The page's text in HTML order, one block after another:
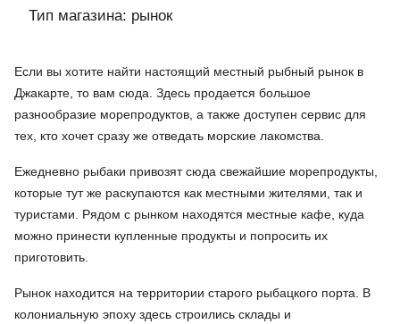
Тип магазина: рынок
Если вы хотите найти настоящий местный рыбный рынок в
Джакарте, то вам сюда. Здесь продается большое
разнообразие морепродуктов, а также доступен сервис для
тех, кто хочет сразу же отведать морские лакомства.
Ежедневно рыбаки привозят сюда свежайшие морепродукты,
которые тут же раскупаются как местными жителями, так и
туристами. Рядом с рынком находятся местные кафе, куда
можно принести купленные продукты и попросить их
приготовить.
Рынок находится на территории старого рыбацкого порта. В
колониальную эпоху здесь строились склады и